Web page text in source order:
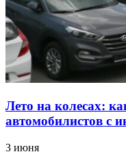
Лето на колесах:
автомобилистов с
3 июня